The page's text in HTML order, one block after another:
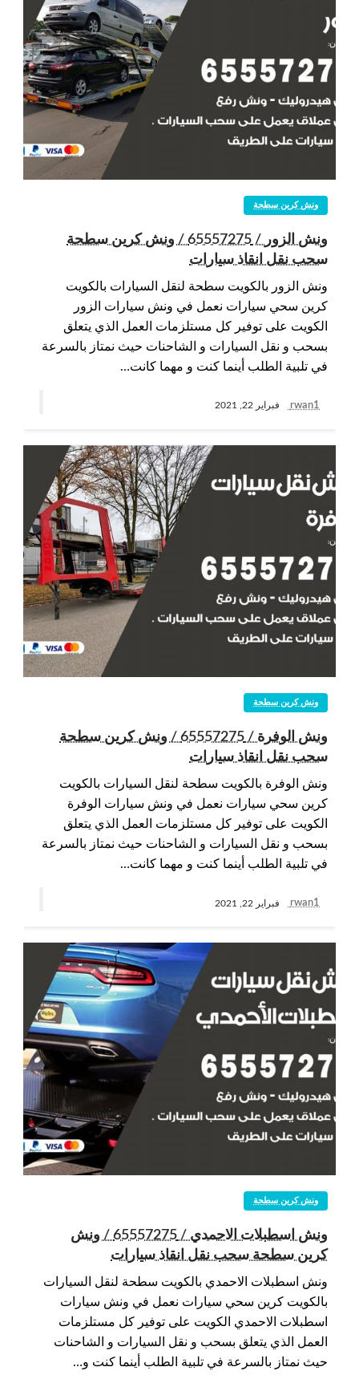
ونش كرين سطحة
ونش الزور / 65557275 / ونش كرين سطحة
سحب نقل انقاذ سيارات
ونش الزور بالكويت سطحة لنقل السيارات بالكويت
كرين سحي سيارات نعمل في ونش سيارات الزور
الكويت على توفير كل مستلزمات العمل الذي يتعلق
بسحب و نقل السيارات و الشاحنات حيث نمتاز بالسرعة
في تلبية الطلب أينما كنت و مهما كانت…
rwan1 فبراير 22, 2021
ونش كرين سطحة
ونش الوفرة / 65557275 / ونش كرين سطحة
سحب نقل انقاذ سيارات
ونش الوفرة بالكويت سطحة لنقل السيارات بالكويت
كرين سحي سيارات نعمل في ونش سيارات الوفرة
الكويت على توفير كل مستلزمات العمل الذي يتعلق
بسحب و نقل السيارات و الشاحنات حيث نمتاز بالسرعة
في تلبية الطلب أينما كنت و مهما كانت…
rwan1 فبراير 22, 2021
ونش كرين سطحة
ونش اسطبلات الاحمدي / 65557275 / ونش
كرين سطحة سحب نقل انقاذ سيارات
ونش اسطبلات الاحمدي بالكويت سطحة لنقل السيارات
بالكويت كرين سحي سيارات نعمل في ونش سيارات
اسطبلات الاحمدي الكويت على توفير كل مستلزمات
العمل الذي يتعلق بسحب و نقل السيارات و الشاحنات
حيث نمتاز بالسرعة في تلبية الطلب أينما كنت و…